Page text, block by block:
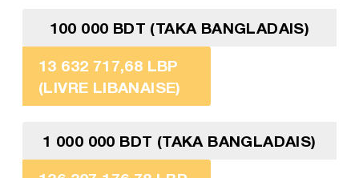
100 000 BDT (TAKA BANGLADAIS)
13 632 717,68 LBP
(LIVRE LIBANAISE)
1 000 000 BDT (TAKA BANGLADAIS)